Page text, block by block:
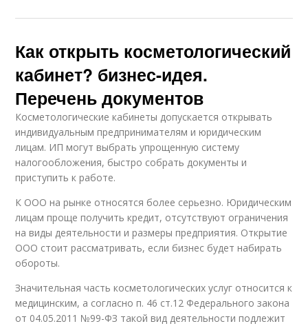
Как открыть косметологический
кабинет? бизнес-идея.
Перечень документов
Косметологические кабинеты допускается открывать
индивидуальным предпринимателям и юридическим
лицам. ИП могут выбрать упрощенную систему
налогообложения, быстро собрать документы и
приступить к работе.
К ООО на рынке относятся более серьезно. Юридическим
лицам проще получить кредит, отсутствуют ограничения
на виды деятельности и размеры предприятия. Открытие
ООО стоит рассматривать, если бизнес будет набирать
обороты.
Значительная часть косметологических услуг относится к
медицинским, а согласно п. 46 ст.12 Федерального закона
от 04.05.2011 №99-ФЗ такой вид деятельности подлежит